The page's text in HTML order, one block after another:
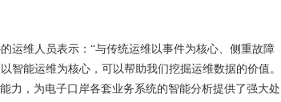
运维人员表示：“与传统运维以事件为核心、侧重故障
智能运维为核心，可以帮助我们挖掘运维数据的价值。
力，为电子口岸各套业务系统的智能分析提供了强大处